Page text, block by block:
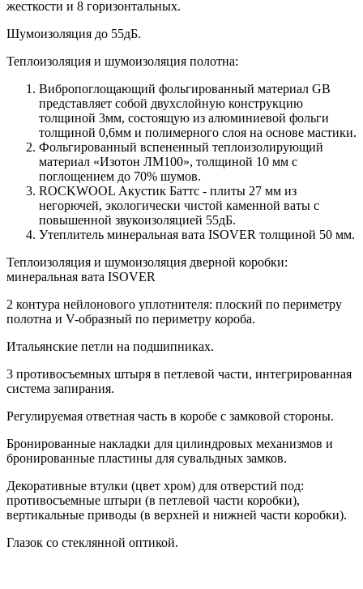
жесткости и 8 горизонтальных.
Шумоизоляция до 55дБ.
Теплоизоляция и шумоизоляция полотна:
Вибропоглощающий фольгированный материал GB
представляет собой двухслойную конструкцию
толщиной 3мм, состоящую из алюминиевой фольги
толщиной 0,6мм и полимерного слоя на основе мастики.
Фольгированный вспененный теплоизолирующий
материал «Изотон ЛМ100», толщиной 10 мм с
поглощением до 70% шумов.
ROCKWOOL Акустик Баттс - плиты 27 мм из
негорючей, экологически чистой каменной ваты с
повышенной звукоизоляцией 55дБ.
Утеплитель минеральная вата ISOVER толщиной 50 мм.
Теплоизоляция и шумоизоляция дверной коробки:
минеральная вата ISOVER
2 контура нейлонового уплотнителя: плоский по периметру
полотна и V-образный по периметру короба.
Итальянские петли на подшипниках.
3 противосъемных штыря в петлевой части, интегрированная
система запирания.
Регулируемая ответная часть в коробе с замковой стороны.
Бронированные накладки для цилиндровых механизмов и
бронированные пластины для сувальдных замков.
Декоративные втулки (цвет хром) для отверстий под:
противосъемные штыри (в петлевой части коробки),
вертикальные приводы (в верхней и нижней части коробки).
Глазок со стеклянной оптикой.